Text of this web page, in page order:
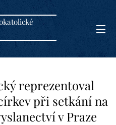
reprezentoval
při setkání na
v Praze